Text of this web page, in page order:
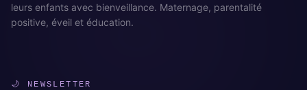
leurs enfants avec bienveillance. Maternage, parentalité
positive, éveil et éducation.
🌙 NEWSLETTER